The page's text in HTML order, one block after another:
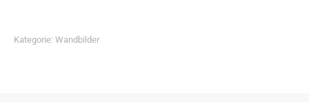
Kategorie: Wandbilder